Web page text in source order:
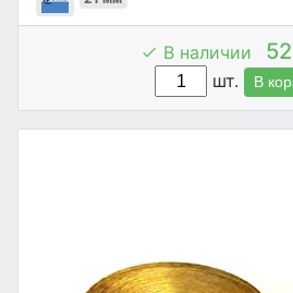
В наличии
шт.
В